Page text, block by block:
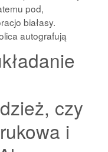
pod,
białasy.
autografują
czy
i